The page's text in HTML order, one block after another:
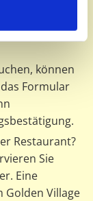
können
Formular
Restaurant?
Sie
Eine
Golden Village